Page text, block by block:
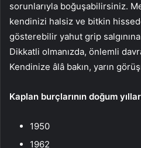
sorunlarıyla boğuşabilirsiniz.
kendinizi halsiz ve bitkin
gösterebilir yahut grip
Dikkatli olmanızda, önlemli
Kendinize âlâ bakın, yarın
Kaplan burçlarının doğum
1950
1962